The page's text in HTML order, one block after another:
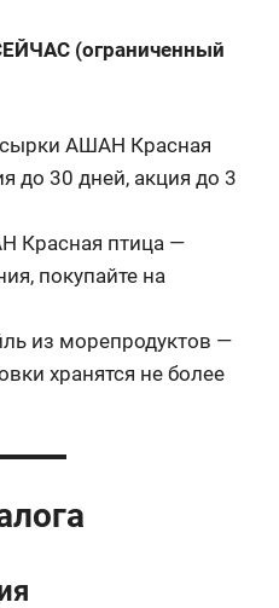
(ограниченный
АШАН Красная
до 30 дней, акция до 3
Красная птица —
покупайте на
из морепродуктов —
хранятся не более